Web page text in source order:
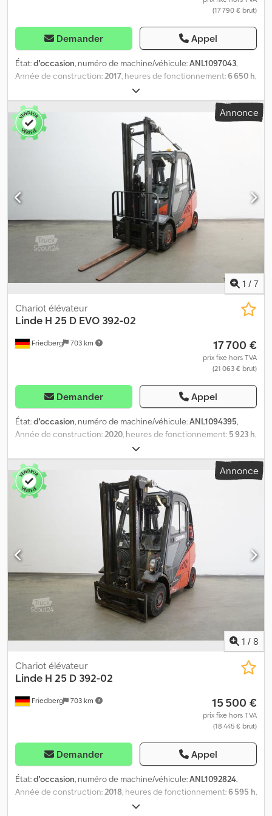
(17 790 € brut)
Demander Appel
État:d'occasion, numéro de machine/véhicule:ANL1097043,
Année de construction:2017, heures de fonctionnement:6 650 h,
, hauteur de levage:
libre:1 510 mm, centre de gravité de la charge:500 mm, type de
mât:triplex , largeur du tablier de fourche:
, longueur des
fourches:
, taille du pneu avant:
arrière:
3 895 kg , hauteur totale:
, largeur totale:1 180 mm
, - Véhicule : Système hydraulique additionnel simple - Mât :
Système hydraulique additionnel simple - Déplacer latéralement,
intégré - Châssis en acier + pare-brise, toit et vitre arrière + porte
à droite - Chauffage - 2 projecteurs de travail à l'avant - 1 feu de
recul à l'arrière - Gyrophare Csdszpby Ujpfx Abpjrf - Signal sonore
en marche arrière - Rétroviseur panoramique - Support avec
tablette d'écriture - Radio - Contrôle d'accès : Interrupteur à clé -
Siège conducteur standard (simili cuir) - Butée d'usure des
fourches - Pédale unique - Commande à levier unique - LSP 0.5
Annonce
1 / 7
Friedberg 703 km
Chariot élévateur
Linde H 25 D EVO 392-02
17 700 €
prix fixe hors TVA
(21 063 € brut)
Demander Appel
État:d'occasion, numéro de machine/véhicule:ANL1094395,
Année de construction: 2020 , heures de fonctionnement: 5 923 h
, hauteur de levage:
libre:1 960 mm, centre de gravité de la charge:500 mm, type de
mât:duplex
, longueur
des fourches:
1 200 mm, taille du pneu avant:
pneu arrière:
, poids à vide:3 890 kg, hauteur totale:
2 675 mm , largeur totale:1 180 mm
, - Véhicule : Hydraulique auxiliaire simple - Mât :
Hydraulique auxiliaire simple - Déplacement latéral, intégré -
Grille de protection charge : 1150 mm au-dessus du sol - Cabine
intégrale - Chauffage Crjdpfjy E Afgsx Abpsf - 2 x phares de travail
avant - 1 x feu de recul arrière - Gyrophare - Signal sonore en
marche arrière - Rétroviseur panoramique - Colonne de direction
réglable en hauteur - Contrôle d'accès : contacteur à clé - Siège
conducteur standard (similicuir) - Double pédale - Commande
par levier central et croisé - LSP 0.5 Ref. : ANL1094395
Annonce
1 / 8
Friedberg 703 km
Chariot élévateur
Linde H 25 D 392-02
15 500 €
prix fixe hors TVA
(18 445 € brut)
Demander Appel
État:d'occasion, numéro de machine/véhicule:ANL1092824,
Année de construction:2018, heures de fonctionnement:6 595 h,
, hauteur de levage: